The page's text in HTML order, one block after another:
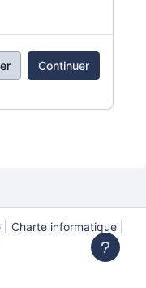
Continuer
|
Charte informatique |